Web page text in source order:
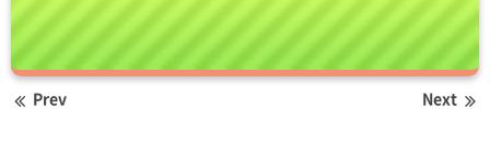
Prev Next